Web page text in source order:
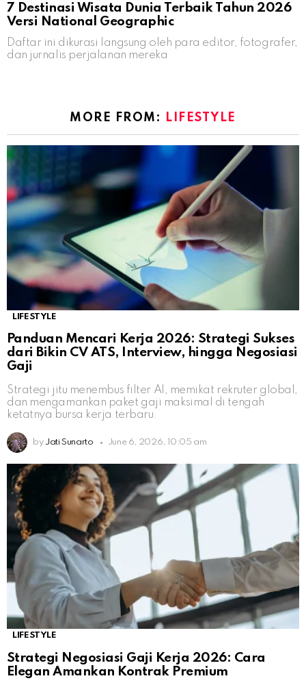
7 Destinasi Wisata Dunia Terbaik Tahun 2026
Versi National Geographic
Daftar ini dikurasi langsung oleh para editor, fotografer,
dan jurnalis perjalanan mereka
MORE FROM: LIFESTYLE
LIFESTYLE
Panduan Mencari Kerja 2026: Strategi Sukses
dari Bikin CV ATS, Interview, hingga Negosiasi
Gaji
Strategi jitu menembus filter AI, memikat rekruter global,
dan mengamankan paket gaji maksimal di tengah
ketatnya bursa kerja terbaru.
by Jati Sunarto June 6, 2026, 10:05 am
LIFESTYLE
Strategi Negosiasi Gaji Kerja 2026: Cara
Elegan Amankan Kontrak Premium